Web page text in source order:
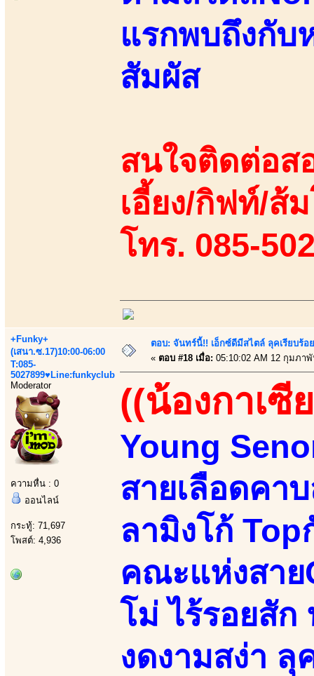
แรกพบถึงกับ
สัมผัส
สนใจติดต่อส
เอี้ยง/กิฟท์/ส้
โทร. 085-
+Funky+
(เสนา.ซ.17)10:00-06:00
T:085-
5027899♥Line:funkyclub
Moderator
ความหื่น : 0
ออนไลน์
กระทู้: 71,697
โพสต์: 4,936
ตอบ: จันทร์นี้!! เอ็กซ์ดีมีสไตล์ ลุคเรียบร้
« ตอบ #18 เมื่อ: 05:10:02 AM 12 กุมภา
((น้องกาเซี
Young
สายเลือดคา
ลามิงโก้
คณะแห่งสาย
โม่ ไร้รอยสัก
งดงามสง่า